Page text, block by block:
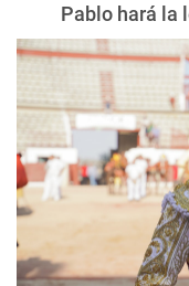
Pablo hará la